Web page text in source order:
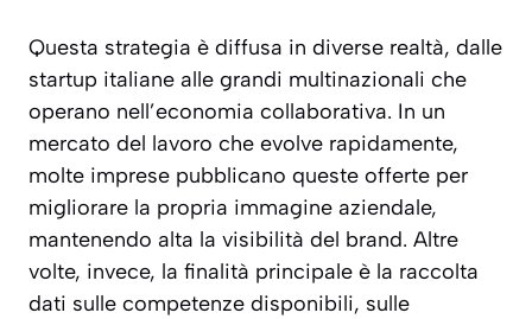
Questa strategia è diffusa in diverse realtà, dalle
startup italiane alle grandi multinazionali che
operano nell’economia collaborativa. In un
mercato del lavoro che evolve rapidamente,
molte imprese pubblicano queste offerte per
migliorare la propria immagine aziendale,
mantenendo alta la visibilità del brand. Altre
volte, invece, la finalità principale è la raccolta
dati sulle competenze disponibili, sulle